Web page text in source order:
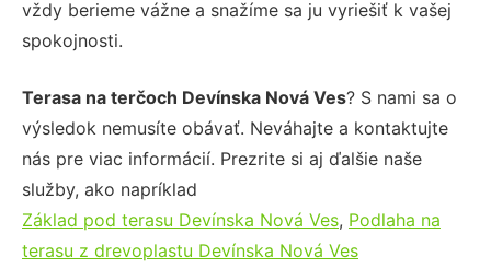
vždy berieme vážne a snažíme sa ju vyriešiť k vašej
spokojnosti.
Terasa na terčoch Devínska Nová Ves? S nami sa o
výsledok nemusíte obávať. Neváhajte a kontaktujte
nás pre viac informácií. Prezrite si aj ďalšie naše
služby, ako napríklad
Základ pod terasu Devínska Nová Ves, Podlaha na
terasu z drevoplastu Devínska Nová Ves